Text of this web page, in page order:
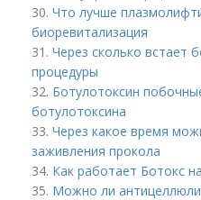
30. Что лучше
биоревитализация
31. Через сколько встает
процедуры
32. Ботулотоксин
ботулотоксина
33. Через какое время
заживления прокола
34. Как работает Ботокс
35. Можно ли